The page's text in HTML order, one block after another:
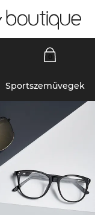
Sportszemüvegek